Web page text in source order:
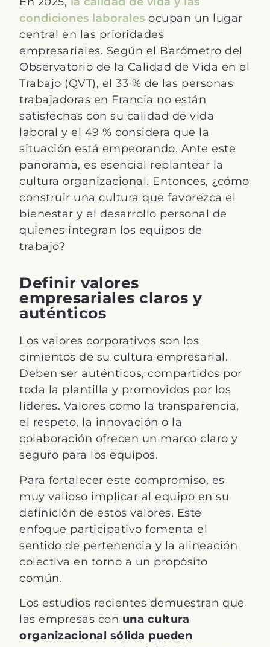
condiciones laborales ocupan un lugar
central en las prioridades
empresariales. Según el Barómetro del
Observatorio de la Calidad de Vida en el
Trabajo (QVT), el 33 % de las personas
trabajadoras en Francia no están
satisfechas con su calidad de vida
laboral y el 49 % considera que la
situación está empeorando. Ante este
panorama, es esencial replantear la
cultura organizacional. Entonces, ¿cómo
construir una cultura que favorezca el
bienestar y el desarrollo personal de
quienes integran los equipos de
trabajo?
Definir valores
empresariales claros y
auténticos
Los valores corporativos son los
cimientos de su cultura empresarial.
Deben ser auténticos, compartidos por
toda la plantilla y promovidos por los
líderes. Valores como la transparencia,
el respeto, la innovación o la
colaboración ofrecen un marco claro y
seguro para los equipos.
Para fortalecer este compromiso, es
muy valioso implicar al equipo en su
definición de estos valores. Este
enfoque participativo fomenta el
sentido de pertenencia y la alineación
colectiva en torno a un propósito
común.
Los estudios recientes demuestran que
las empresas con una cultura
organizacional sólida pueden